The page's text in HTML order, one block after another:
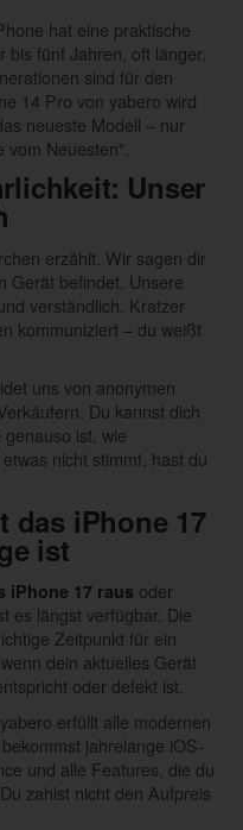
hat eine praktische
bis fünf Jahren, oft länger.
sind für den
14 Pro von yabero wird
neueste Modell – nur
vom Neuesten".
Unser
erzählt. Wir sagen dir
Gerät befindet. Unsere
verständlich. Kratzer
kommuniziert – du weißt
uns von anonymen
Du kannst dich
ist, wie
nicht stimmt, hast du
das iPhone 17
ist
iPhone 17 raus oder
es längst verfügbar. Die
Zeitpunkt für ein
dein aktuelles Gerät
oder defekt ist.
erfüllt alle modernen
jahrelange iOS-
und alle Features, die du
zahlst nicht den Aufpreis